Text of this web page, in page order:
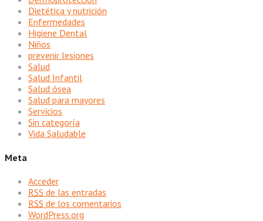
Dietética y nutrición
Enfermedades
Higiene Dental
Niños
prevenir lesiones
Salud
Salud Infantil
Salud ósea
Salud para mayores
Servicios
Sin categoría
Vida Saludable
Meta
Acceder
RSS de las entradas
RSS de los comentarios
WordPress.org